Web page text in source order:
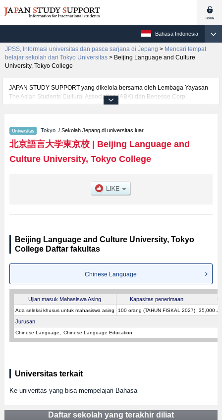
Bahasa Indonesia
JPSS, Informasi universitas dan pasca sarjana di Jepang > Mencari tempat
belajar sekolah dari Tokyo Universitas > Beijing Language and Culture
University, Tokyo College
JAPAN STUDY SUPPORT yang dikelola bersama oleh Lembaga Yayasan
The Asian Students Cultural Association (ABK) dan Benesse Corp.
menyediakan informasi sekitar 1300 universitas, pascasarjana, universitas
Tokyo College, mencakup informasi per fakultas seperti Fakultas Chinese
Language, serta berbagai informasi yang berguna bagi mahasiswa(i)
mancanegara seperti kuota untuk jumlah pendaftar dan jumlah kelulusan
ujian masuk mahasiswa(i) mancanegara, informasi mengenai ujian masuk,
Tokyo / Sekolah Jepang di universitas luar
北京語言大学東京校| Beijing Language and
Culture University, Tokyo College
Beijing Language and Culture University, Tokyo
College Daftar fakultas
Chinese Language
Ujian masuk Mahasiswa Asing Kapasitas penerimaan
Ada seleksi khusus untuk mahasiswa asing 100 orang (TAHUN FISKAL 2027) 35,000
Jurusan
Chinese Language Chinese Language Education
Universitas terkait
Ke univeritas yang bisa mempelajari Bahasa
Daftar sekolah yang terakhir diliat